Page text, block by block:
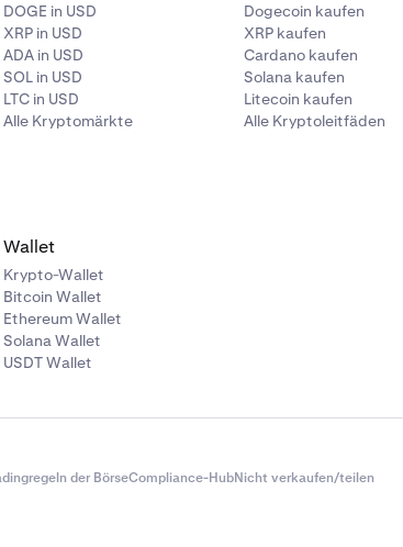
DOGE in USD
XRP in USD
ADA in USD
SOL in USD
LTC in USD
Alle Kryptomärkte
Dogecoin kaufen
XRP kaufen
Cardano kaufen
Solana kaufen
Litecoin kaufen
Alle Kryptoleitfäden
Wallet
Krypto-Wallet
Bitcoin Wallet
Ethereum Wallet
Solana Wallet
USDT Wallet
der BörseCompliance-HubNicht verkaufen/teilen